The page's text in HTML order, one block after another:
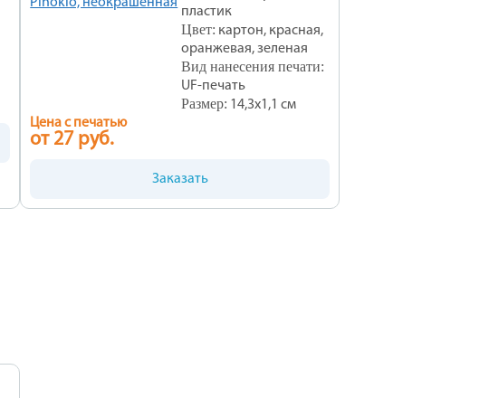
пластик
Цвет: картон, красная,
оранжевая, зеленая
Вид нанесения печати:
UF-печать
Размер: 14,3х1,1 см
Цена с печатью
от 27 руб.
Заказать